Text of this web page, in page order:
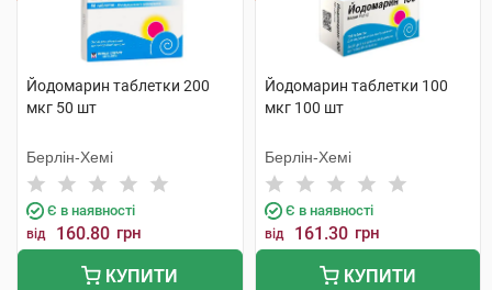
Йодомарин таблетки 200
мкг 50 шт
Берлін-Хемі
Є в наявності
від 160.80 грн
КУПИТИ
Йодомарин таблетки 100
мкг 100 шт
Берлін-Хемі
Є в наявності
від 161.30 грн
КУПИТИ